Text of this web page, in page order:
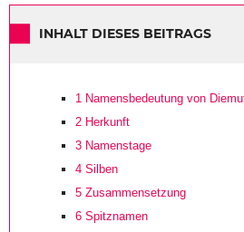
INHALT DIESES BEITRAGS
1 Namensbedeutung von
2 Herkunft
3 Namenstage
4 Silben
5 Zusammensetzung
6 Spitznamen